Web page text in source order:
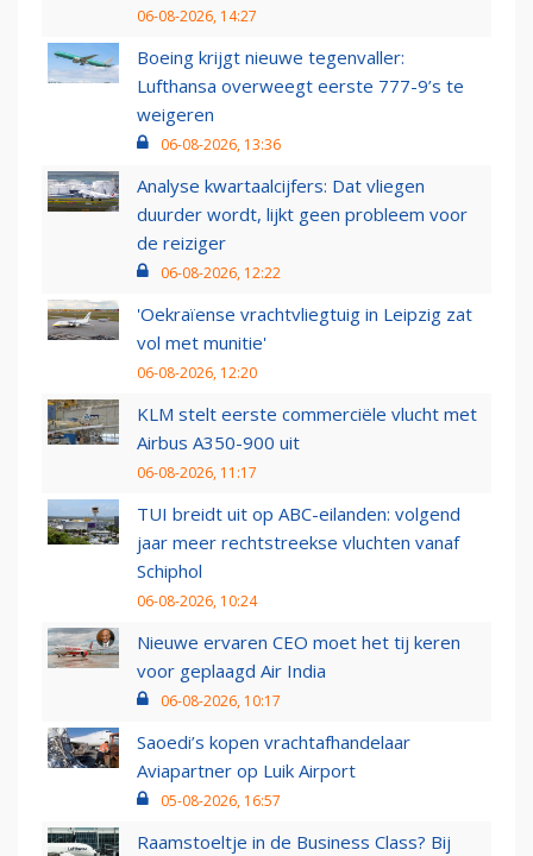
06-08-2026, 14:27
Boeing krijgt nieuwe tegenvaller:
Lufthansa overweegt eerste 777-9’s te
weigeren
06-08-2026, 13:36
Analyse kwartaalcijfers: Dat vliegen
duurder wordt, lijkt geen probleem voor
de reiziger
06-08-2026, 12:22
'Oekraïense vrachtvliegtuig in Leipzig zat
vol met munitie'
06-08-2026, 12:20
KLM stelt eerste commerciële vlucht met
Airbus A350-900 uit
06-08-2026, 11:17
TUI breidt uit op ABC-eilanden: volgend
jaar meer rechtstreekse vluchten vanaf
Schiphol
06-08-2026, 10:24
Nieuwe ervaren CEO moet het tij keren
voor geplaagd Air India
06-08-2026, 10:17
Saoedi’s kopen vrachtafhandelaar
Aviapartner op Luik Airport
05-08-2026, 16:57
Raamstoeltje in de Business Class? Bij